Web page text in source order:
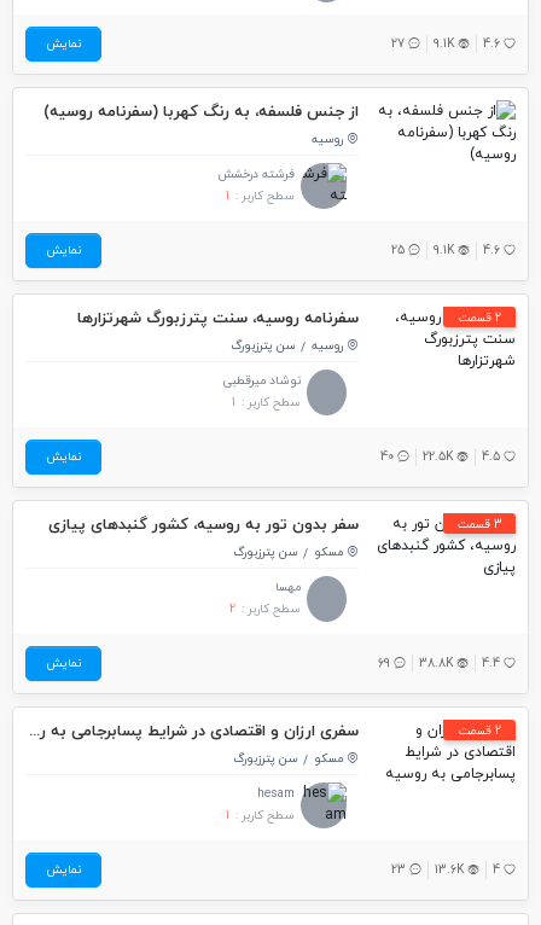
4.6
9.1K
27 نمایش
از جنس فلسفه، به رنگ کهربا (سفرنامه روسیه)
روسیه
فرشته درخشش
سطح کاربر : 1
4.6
9.1K
25 نمایش
2 قسمت سفرنامه روسیه، سنت پترزبورگ شهرتزارها
روسیه
سن پترزبورگ
نوشاد میرقطبی
سطح کاربر : 1
4.5
22.5K
40 نمایش
3 قسمت سفر بدون تور به روسیه، کشور گنبدهای پیازی
مسکو
سن پترزبورگ
مهسا
سطح کاربر : 2
4.4
38.8K
69 نمایش
2 قسمت سفری ارزان و اقتصادی در شرایط پسابرجامی به روسیه
مسکو
سن پترزبورگ
hesam
سطح کاربر : 1
4
13.6K
23 نمایش